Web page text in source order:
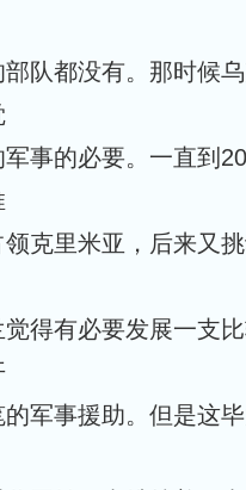
队都没有。那时候
事的必要。一直到
克里米亚，后来又
得有必要发展一支
军事援助。但是这毕